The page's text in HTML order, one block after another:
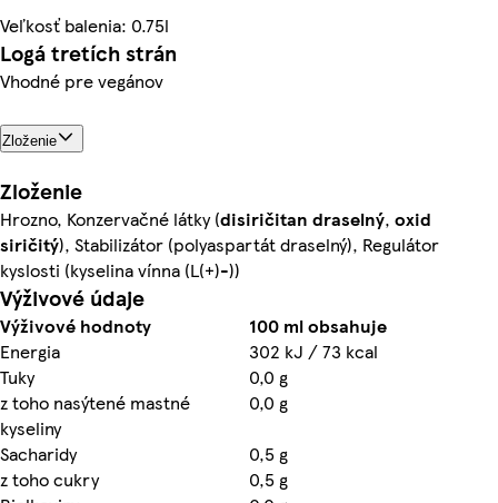
Veľkosť balenia: 0.75l
Logá tretích strán
Vhodné pre vegánov
Zloženie
Zloženie
Hrozno, Konzervačné látky (disiričitan draselný, oxid
siričitý), Stabilizátor (polyaspartát draselný), Regulátor
kyslosti (kyselina vínna (L(+)-))
Výživové údaje
Výživové hodnoty
100 ml obsahuje
Energia
302 kJ / 73 kcal
Tuky
0,0 g
z toho nasýtené mastné
kyseliny
0,0 g
Sacharidy
0,5 g
z toho cukry
0,5 g